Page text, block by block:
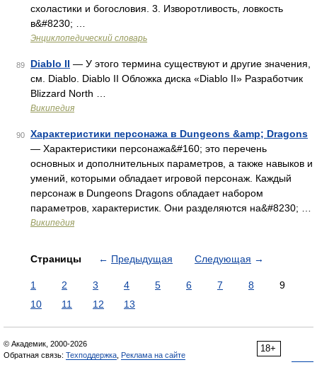
схоластики и богословия. 3. Изворотливость, ловкость
в&#8230; …
Энциклопедический словарь
89 Diablo II — У этого термина существуют и другие значения,
см. Diablo. Diablo II Обложка диска «Diablo II» Разработчик
Blizzard North …
Википедия
90
Характеристики персонажа в Dungeons &amp; Dragons
— Характеристики персонажа&#160; это перечень
основных и дополнительных параметров, а также навыков и
умений, которыми обладает игровой персонаж. Каждый
персонаж в Dungeons Dragons обладает набором
параметров, характеристик. Они разделяются на&#8230; …
Википедия
Страницы ← Предыдущая Следующая →
1 2 3 4 5 6 7 8
9
10
11 12 13
18+
© Академик, 2000-2026
Обратная связь: Техподдержка Реклама на сайте